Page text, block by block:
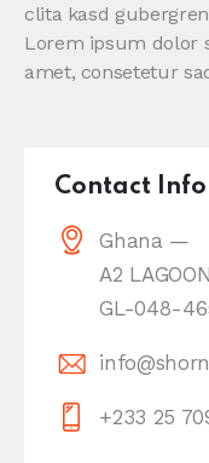
clita kasd
Lorem ipsum dolor
amet, consetetur
Contact Info
Ghana —
A2
GL-048-
+233 25